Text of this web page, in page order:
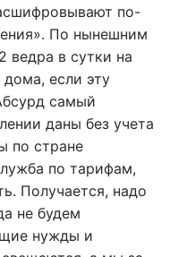
по-
По нынешним
ведра в сутки на
если эту
самый
даны без учета
по стране
по тарифам,
Получается, надо
не будем
нужды и